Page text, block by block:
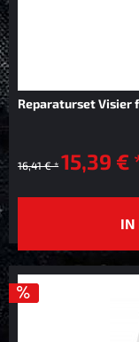
Reparaturset Visier
16,41 € * 15,39 €
IN